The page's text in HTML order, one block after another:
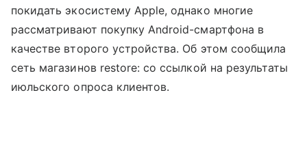
покидать экосистему Apple, однако многие
рассматривают покупку Android-смартфона в
качестве второго устройства. Об этом сообщила
сеть магазинов restore: со ссылкой на результаты
июльского опроса клиентов.